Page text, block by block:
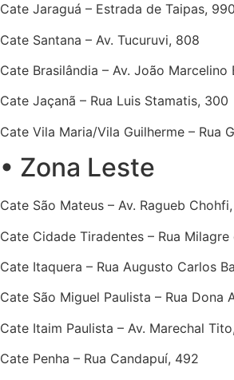
Cate Jaraguá – Estrada de Taipas, 990
Cate Santana – Av. Tucuruvi, 808
Cate Brasilândia – Av. João Marcelino
Cate Jaçanã – Rua Luis Stamatis, 300
Cate Vila Maria/Vila Guilherme – Rua
• Zona Leste
Cate São Mateus – Av. Ragueb
Cate Cidade Tiradentes – Rua
Cate Itaquera – Rua Augusto Carlos
Cate São Miguel Paulista – Rua Dona
Cate Itaim Paulista – Av. Marechal
Cate Penha – Rua Candapuí, 492